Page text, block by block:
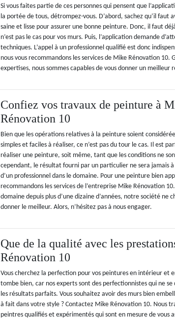
Si vous faites partie de ces personnes qui pensent que
la portée de tous, détrompez-vous. D’abord, sachez qu’il faut
saine et lisse pour assurer une bonne peinture. Donc, il faut
n’est pas le cas pour vos murs. Puis, l’application demande
techniques. L’appel à un professionnel qualifié est donc
nous vous recommandons les services de Mike Rénovation 10.
expertises, nous sommes capables de vous donner un meilleur
Confiez vos travaux de peinture à
Rénovation 10
Bien que les opérations relatives à la peinture soient
simples et faciles à réaliser, ce n’est pas du tour le cas. Il est
réaliser une peinture, soit même, tant que les conditions ne
cependant, le résultat fourni par un particulier ne sera jamais
d’un professionnel dans le domaine. Pour une peinture bien
recommandons les services de l’entreprise Mike Rénovation
domaine depuis plus d’une dizaine d’années, notre société ne
donner le meilleur. Alors, n’hésitez pas à nous engager.
Que de la qualité avec les
Rénovation 10
Vous cherchez la perfection pour vos peintures en intérieur et
tombe bien, car nos experts sont des perfectionnistes qui ne
les résultats parfaits. Vous souhaitez avoir des murs bien
à fait dans votre style ? Contactez Mike Rénovation 10. Nous
peintres qualifiés et expérimentés qui sont en mesure de vous